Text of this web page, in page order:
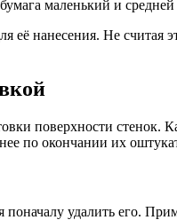
маленький и
её нанесения. Не
поверхности стенок.
по окончании их
удалить его.